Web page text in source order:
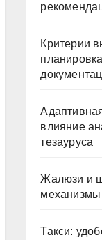
Критерии
влияние
тезауруса
Жалюзи и
механизмы
Такси: